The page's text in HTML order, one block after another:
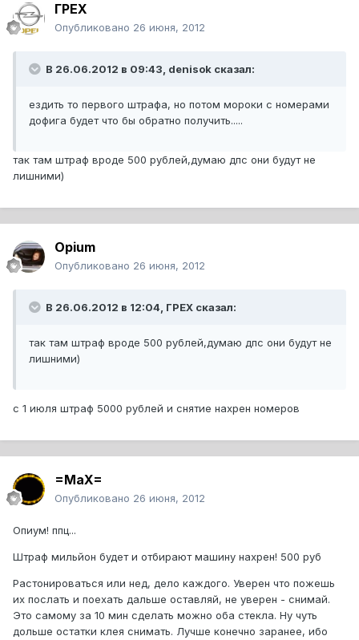
ГРЕХ
Опубликовано 26 июня, 2012
В 26.06.2012 в 09:43, denisok сказал:
ездить то первого штрафа, но потом мороки с номерами
дофига будет что бы обратно получить.....
так там штраф вроде 500 рублей,думаю дпс они будут не
лишними)
Opium
Опубликовано 26 июня, 2012
В 26.06.2012 в 12:04, ГРЕХ сказал:
так там штраф вроде 500 рублей,думаю дпс они будут не
лишними)
с 1 июля штраф 5000 рублей и снятие нахрен номеров
=MaX=
Опубликовано 26 июня, 2012
Опиум! ппц...
Штраф мильйон будет и отбирают машину нахрен! 500 руб
Растонироваться или нед, дело каждого. Уверен что пожешь
их послать и поехать дальше оставляй, не уверен - снимай.
Это самому за 10 мин сделать можно оба стекла. Ну чуть
дольше остатки клея снимать. Лучше конечно заранее, ибо